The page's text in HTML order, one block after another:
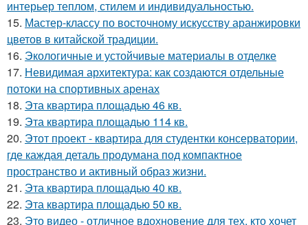
интерьер теплом, стилем и индивидуальностью.
15. Мастер-классу по восточному искусству аранжировки
цветов в китайской традиции.
16. Экологичные и устойчивые материалы в отделке
17. Невидимая архитектура: как создаются отдельные
потоки на спортивных аренах
18. Эта квартира площадью 46 кв.
19. Эта квартира площадью 114 кв.
20. Этот проект - квартира для студентки консерватории,
где каждая деталь продумана под компактное
пространство и активный образ жизни.
21. Эта квартира площадью 40 кв.
22. Эта квартира площадью 50 кв.
23. Это видео - отличное вдохновение для тех, кто хочет